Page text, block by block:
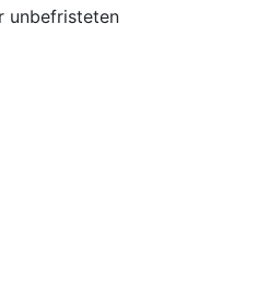
unbefristeten